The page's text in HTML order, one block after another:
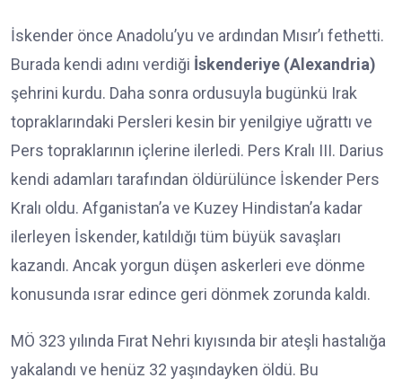
İskender önce Anadolu’yu ve ardından Mısır’ı fethetti.
Burada kendi adını verdiği İskenderiye (Alexandria)
şehrini kurdu. Daha sonra ordusuyla bugünkü Irak
topraklarındaki Persleri kesin bir yenilgiye uğrattı ve
Pers topraklarının içlerine ilerledi. Pers Kralı III. Darius
kendi adamları tarafından öldürülünce İskender Pers
Kralı oldu. Afganistan’a ve Kuzey Hindistan’a kadar
ilerleyen İskender, katıldığı tüm büyük savaşları
kazandı. Ancak yorgun düşen askerleri eve dönme
konusunda ısrar edince geri dönmek zorunda kaldı.
MÖ 323 yılında Fırat Nehri kıyısında bir ateşli hastalığa
yakalandı ve henüz 32 yaşındayken öldü. Bu